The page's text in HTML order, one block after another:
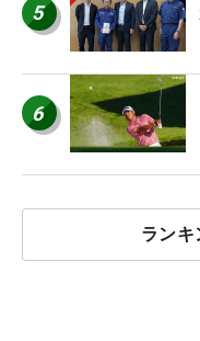
5
6
ランキ